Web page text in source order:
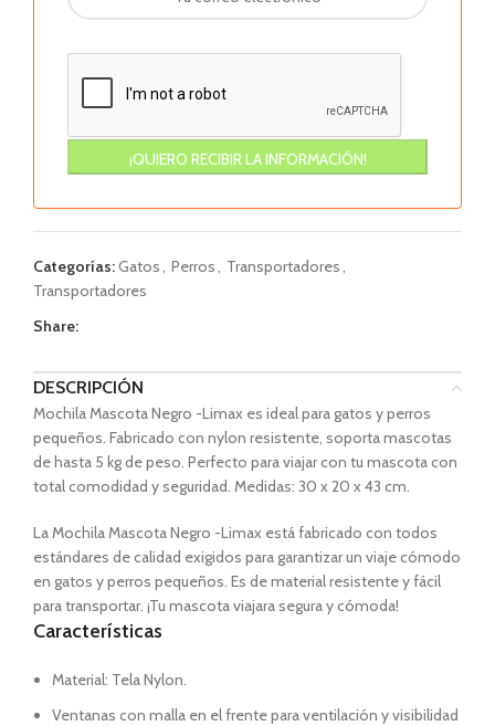
Categorías:Gatos, Perros, Transportadores,
Transportadores
Share:
DESCRIPCIÓN
Mochila Mascota Negro -Limax es ideal para gatos y perros
pequeños. Fabricado con nylon resistente, soporta mascotas
de hasta 5 kg de peso. Perfecto para viajar con tu mascota con
total comodidad y seguridad. Medidas: 30 x 20 x 43 cm.
La Mochila Mascota Negro -Limax está fabricado con todos
estándares de calidad exigidos para garantizar un viaje cómodo
en gatos y perros pequeños. Es de material resistente y fácil
para transportar. ¡Tu mascota viajara segura y cómoda!
Características
Material: Tela Nylon.
Ventanas con malla en el frente para ventilación y visibilidad